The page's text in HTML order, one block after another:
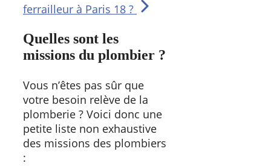
ferrailleur à Paris 18 ?
Quelles sont les
missions du plombier ?
Vous n’êtes pas sûr que
votre besoin relève de la
plomberie ? Voici donc une
petite liste non exhaustive
des missions des plombiers
: